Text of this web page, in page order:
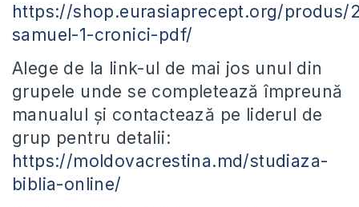
https://shop.eurasiaprecept.org/produs/
samuel-1-cronici-pdf/
Alege de la link-ul de mai jos unul din
grupele unde se completează împreună
manualul și contactează pe liderul de
grup pentru detalii:
https://moldovacrestina.md/studiaza-
biblia-online/